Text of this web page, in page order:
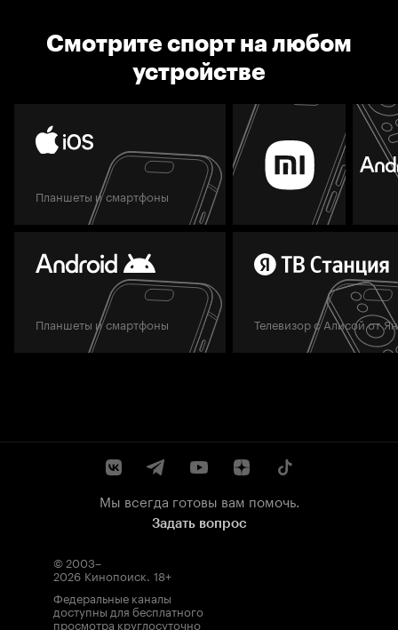
Смотрите спорт на любом
устройстве
Планшеты и смартфоны
Планшеты и смартфоны Телевизор с Алисой от
Мы всегда готовы вам помочь.
Задать вопрос
© 2003–
2026 Кинопоиск. 18+
Федеральные каналы
доступны для бесплатного
просмотра круглосуточно